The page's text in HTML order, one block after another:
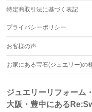
特定商取引法に基づく表記
プライバシーポリシー
お客様の声
お家にある宝石(ジュエリー)の
ジュエリーリフォーム
大阪・豊中にある